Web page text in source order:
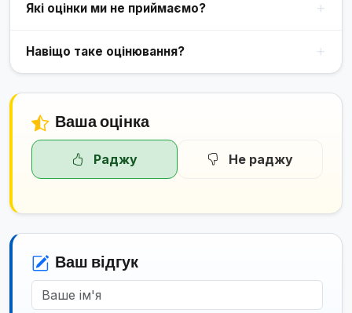
Які оцінки ми не приймаємо?
Навіщо таке оцінювання?
Ваша оцінка
Раджу Не раджу
Ваш відгук